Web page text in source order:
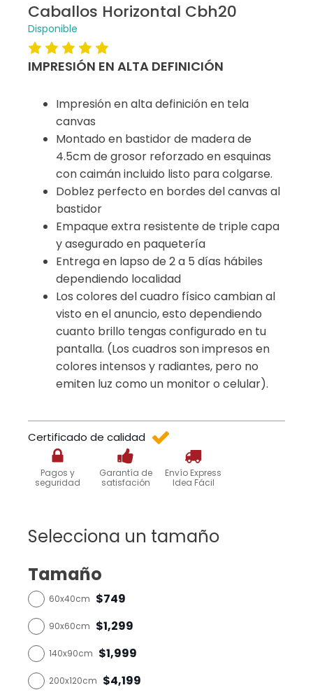
Caballos Horizontal Cbh20
Disponible
IMPRESIÓN EN ALTA DEFINICIÓN
Impresión en alta definición en tela
canvas
Montado en bastidor de madera de
4.5cm de grosor reforzado en esquinas
con caimán incluido listo para colgarse.
Doblez perfecto en bordes del canvas al
bastidor
Empaque extra resistente de triple capa
y asegurado en paquetería
Entrega en lapso de 2 a 5 días hábiles
dependiendo localidad
Los colores del cuadro físico cambian al
visto en el anuncio, esto dependiendo
cuanto brillo tengas configurado en tu
pantalla. (Los cuadros son impresos en
colores intensos y radiantes, pero no
emiten luz como un monitor o celular).
Certificado de calidad
Pagos y
seguridad
Garantía de
satisfación
Envío Express
Idea Fácil
Selecciona un tamaño
Tamaño
60x40cm $749
90x60cm $1,299
140x90cm $1,999
200x120cm $4,199